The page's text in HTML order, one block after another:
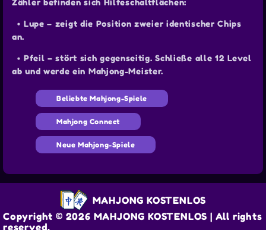
Zähler befinden sich Hilfeschaltflächen:
• Lupe – zeigt die Position zweier identischer Chips
an.
• Pfeil – stört sich gegenseitig. Schließe alle 12 Level
ab und werde ein Mahjong-Meister.
Beliebte Mahjong-Spiele
Mahjong Connect
Neue Mahjong-Spiele
MAHJONG KOSTENLOS
Copyright © 2026 MAHJONG KOSTENLOS | All rights
reserved.